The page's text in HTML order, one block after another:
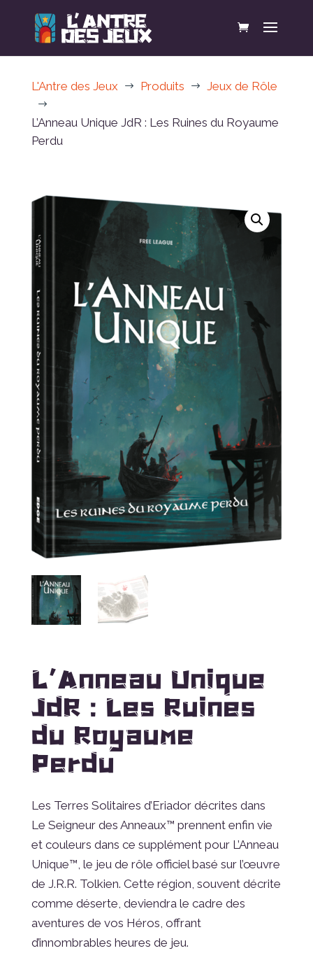
L'Antre des Jeux $ Produits $ Jeux de Rôle
$
L’Anneau Unique JdR : Les Ruines du Royaume
Perdu
L’Anneau Unique
JdR : Les Ruines
du Royaume
Perdu
Les Terres Solitaires d’Eriador décrites dans
Le Seigneur des Anneaux™ prennent enfin vie
et couleurs dans ce supplément pour L’Anneau
Unique™, le jeu de rôle officiel basé sur l’œuvre
de J.R.R. Tolkien. Cette région, souvent décrite
comme déserte, deviendra le cadre des
aventures de vos Héros, offrant
d’innombrables heures de jeu.